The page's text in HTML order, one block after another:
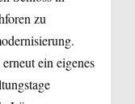
zu
ein eigenes